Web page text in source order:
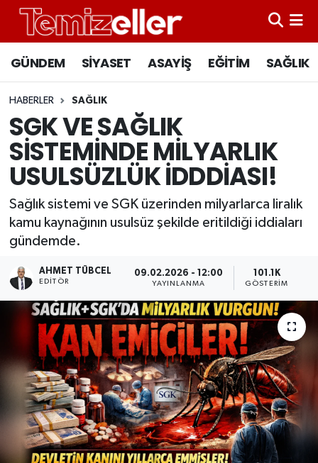
GÜNDEM SİYASET ASAYİŞ EĞİTİM SAĞLIK
HABERLER SAĞLIK
SGK VE SAĞLIK
SİSTEMİNDE MİLYARLIK
USULSÜZLÜK İDDDİASI!
Sağlık sistemi ve SGK üzerinden milyarlarca liralık
kamu kaynağının usulsüz şekilde eritildiği iddiaları
gündemde.
AHMET TÜBCEL
EDITÖR
09.02.2026 - 12:00
YAYINLANMA
101.1K
GÖSTERIM
CANLI YAYIN
ASAYİŞ
EĞİTİM
SAĞLIK
SİYASET
Hava Durumu
Süper Lig Puan Durumu ve Fikstür
Tüm Manşetler
Son Dakika Haberleri
Haber Arşivi